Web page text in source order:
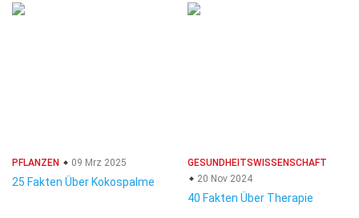
PFLANZEN 09 Mrz 2025
25 Fakten Über Kokospalme
GESUNDHEITSWISSENSCHAFT
20 Nov 2024
40 Fakten Über Therapie